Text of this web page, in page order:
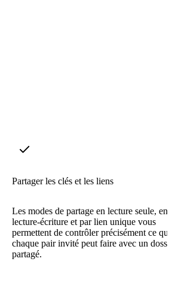
Partager les clés et les liens
Les modes de partage en lecture seule, en
lecture-écriture et par lien unique vous
permettent de contrôler précisément ce que
chaque pair invité peut faire avec un
partagé.